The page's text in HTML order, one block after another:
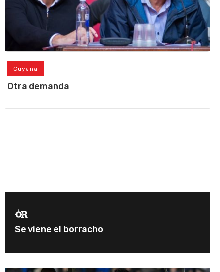
Cuyana
Otra demanda
Se viene el borracho